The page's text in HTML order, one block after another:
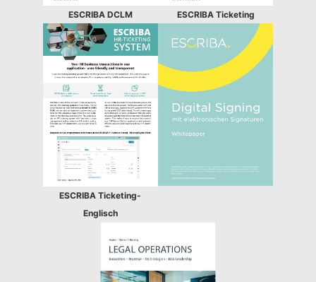
ESCRIBA DCLM ESCRIBA Ticketing
ESCRIBA Ticketing-
Englisch